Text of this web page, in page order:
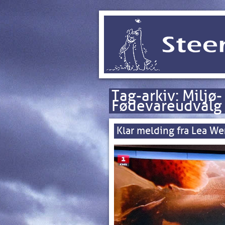
Tag-arkiv: Miljø-
Fødevareudvalg
Klar melding fra Lea